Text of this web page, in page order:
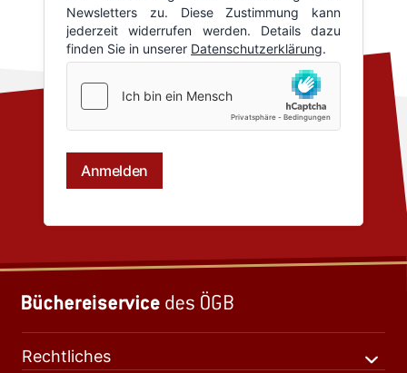
Rechtliches